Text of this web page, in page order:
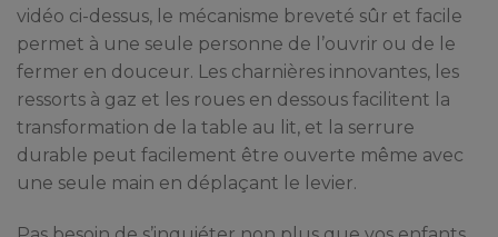
vidéo ci-dessus, le mécanisme breveté sûr et facile
permet à une seule personne de l’ouvrir ou de le
fermer en douceur. Les charnières innovantes, les
ressorts à gaz et les roues en dessous facilitent la
transformation de la table au lit, et la serrure
durable peut facilement être ouverte même avec
une seule main en déplaçant le levier.